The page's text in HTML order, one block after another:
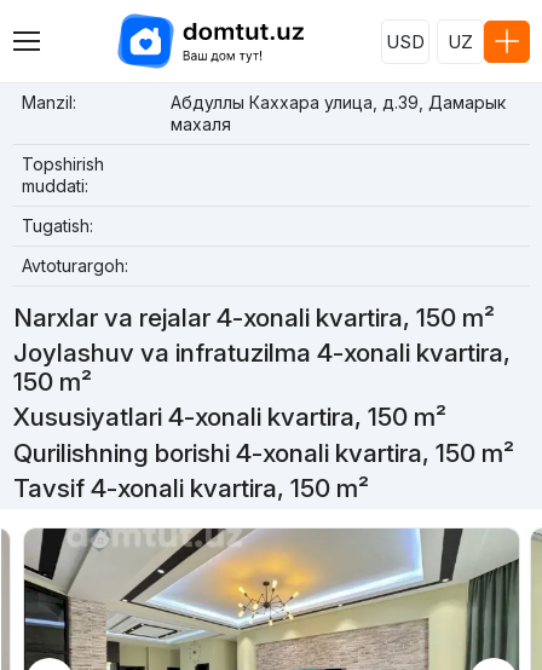
USD UZ
Manzil:
Абдуллы Каххара улица, д.39, Дамарык
махаля
Topshirish
muddati:
Tugatish:
Avtoturargoh:
Narxlar va rejalar 4-xonali kvartira, 150 m²
Joylashuv va infratuzilma 4-xonali kvartira,
150 m²
Xususiyatlari 4-xonali kvartira, 150 m²
Qurilishning borishi 4-xonali kvartira, 150 m²
Tavsif 4-xonali kvartira, 150 m²